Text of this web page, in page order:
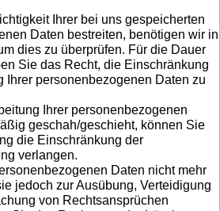
Ihrer bei uns gespeicherten
Daten bestreiten, benötigen wir in
dies zu überprüfen. Für die Dauer
Sie das Recht, die Einschränkung
Ihrer personenbezogenen Daten zu
Ihrer personenbezogenen
geschah/geschieht, können Sie
die Einschränkung der
verlangen.
Daten nicht mehr
jedoch zur Ausübung, Verteidigung
von Rechtsansprüchen